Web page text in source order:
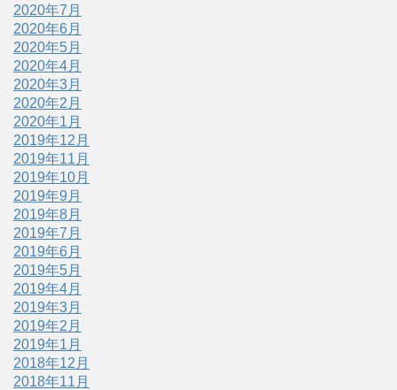
2020年7月
2020年6月
2020年5月
2020年4月
2020年3月
2020年2月
2020年1月
2019年12月
2019年11月
2019年10月
2019年9月
2019年8月
2019年7月
2019年6月
2019年5月
2019年4月
2019年3月
2019年2月
2019年1月
2018年12月
2018年11月